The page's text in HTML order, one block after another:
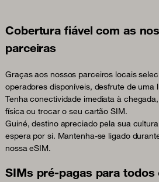
Cobertura fiável com as
parceiras
Graças aos nossos parceiros locais
operadores disponíveis, desfrute de uma
Tenha conectividade imediata à
física ou trocar o seu cartão SIM.
Guiné, destino apreciado pela sua
espera por si. Mantenha-se ligado
nossa eSIM.
SIMs pré-pagas para